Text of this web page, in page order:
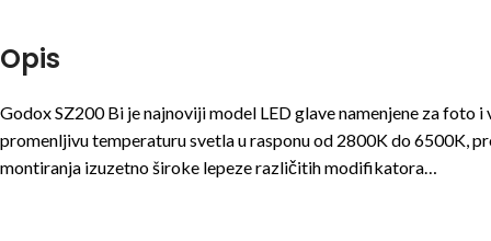
Opis
Godox SZ200 Bi je najnoviji model LED glave namenjene za
promenljivu temperaturu svetla u rasponu od 2800K do 6500K,
montiranja izuzetno široke lepeze različitih modifikatora…